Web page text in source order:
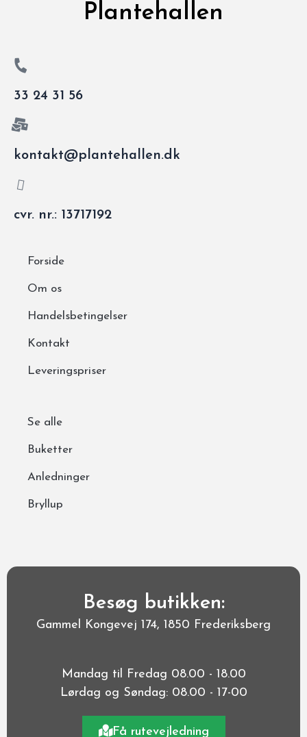
Plantehallen
33 24 31 56
kontakt@plantehallen.dk
cvr. nr.: 13717192
Forside
Om os
Handelsbetingelser
Kontakt
Leveringspriser
Se alle
Buketter
Anledninger
Bryllup
Besøg butikken:
Gammel Kongevej 174, 1850 Frederiksberg
Mandag til Fredag 08.00 - 18.00
Lørdag og Søndag: 08.00 - 17-00
Få rutevejledning